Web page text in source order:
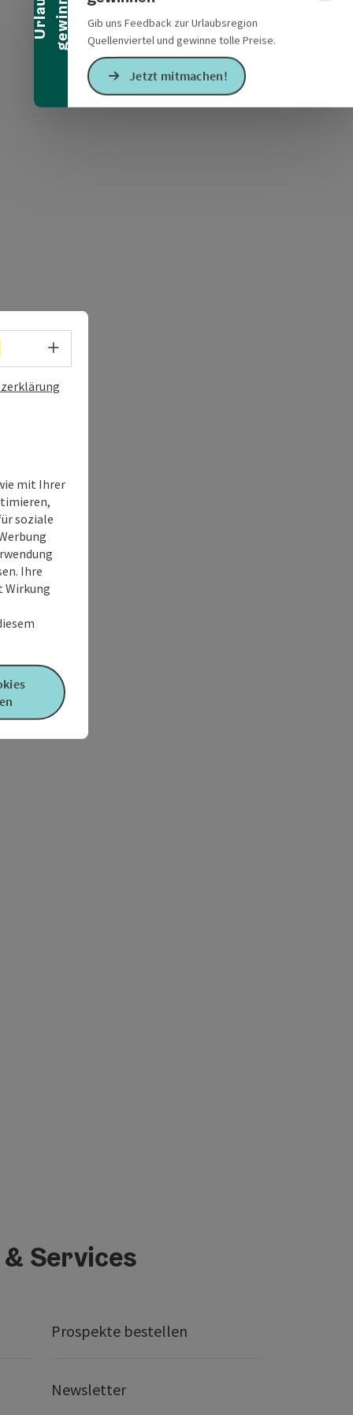
U
r
l
a
u
b
g
e
w
i
n
n
e
Gib uns Feedback zur Urlaubsregion
Quellenviertel und gewinne tolle Preise.
Jetzt mitmachen!
öffnenöffnen
Services
Prospekte bestellen
Newsletter
Sprachwahl - Menü öffnen
mit Ihrer
soziale
Ihre
Wirkung